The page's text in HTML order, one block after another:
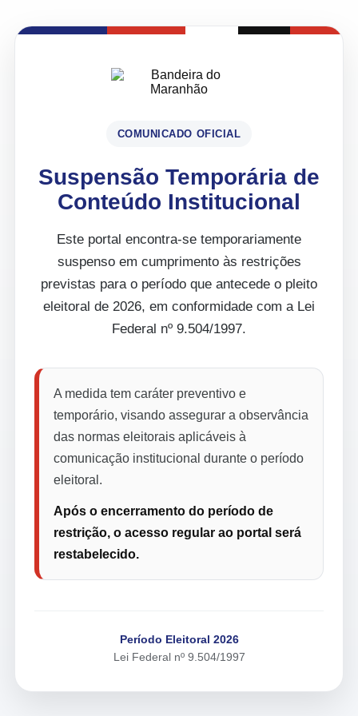
COMUNICADO OFICIAL
Suspensão Temporária de
Conteúdo Institucional
Este portal encontra-se temporariamente
suspenso em cumprimento às restrições
previstas para o período que antecede o pleito
eleitoral de 2026, em conformidade com a Lei
Federal nº 9.504/1997.
A medida tem caráter preventivo e
temporário, visando assegurar a observância
das normas eleitorais aplicáveis à
comunicação institucional durante o período
eleitoral.
Após o encerramento do período de
restrição, o acesso regular ao portal será
restabelecido.
Período Eleitoral 2026
Lei Federal nº 9.504/1997